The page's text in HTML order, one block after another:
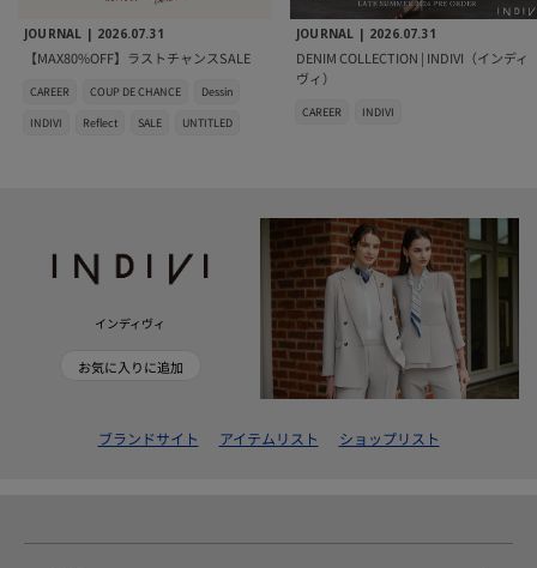
JOURNAL | 2026.07.31
【MAX80%OFF】ラストチャンスSALE
CAREER COUP DE CHANCE
Dessin
INDIVI
Reflect SALE UNTITLED
JOURNAL | 2026.07.31
DENIM COLLECTION | INDIVI（インディ
ヴィ）
CAREER INDIVI
インディヴィ
お気に入りに追加
ブランドサイト アイテムリスト ショップリスト